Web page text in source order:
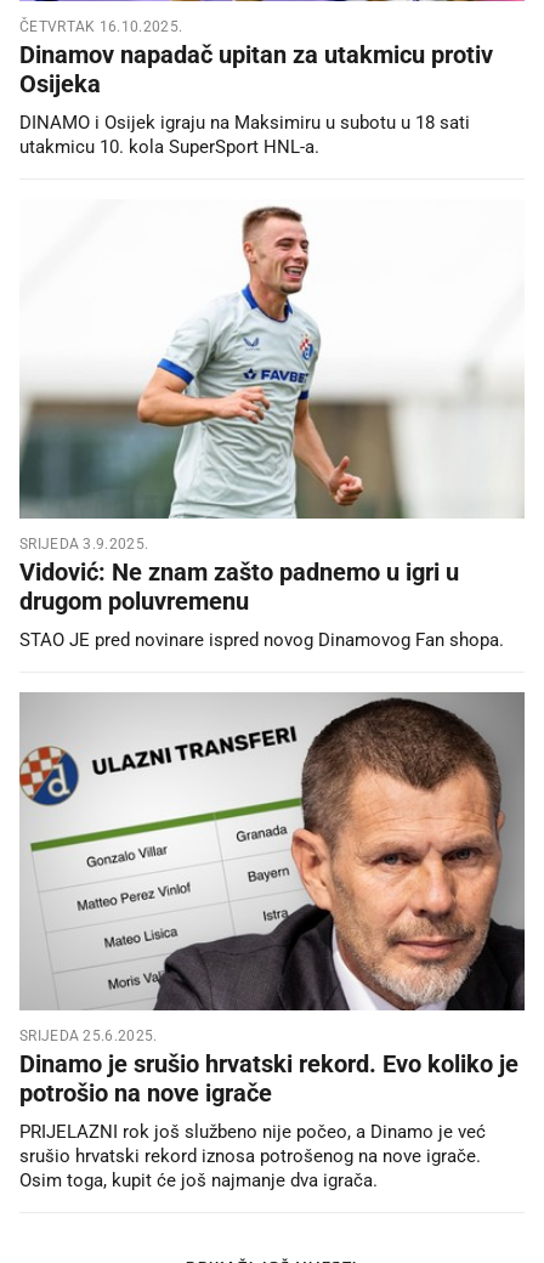
ČETVRTAK 16.10.2025.
Dinamov napadač upitan za utakmicu protiv
Osijeka
DINAMO i Osijek igraju na Maksimiru u subotu u 18 sati
utakmicu 10. kola SuperSport HNL-a.
SRIJEDA 3.9.2025.
Vidović: Ne znam zašto padnemo u igri u
drugom poluvremenu
STAO JE pred novinare ispred novog Dinamovog Fan shopa.
SRIJEDA 25.6.2025.
Dinamo je srušio hrvatski rekord. Evo koliko je
potrošio na nove igrače
PRIJELAZNI rok još službeno nije počeo, a Dinamo je već
srušio hrvatski rekord iznosa potrošenog na nove igrače.
Osim toga, kupit će još najmanje dva igrača.